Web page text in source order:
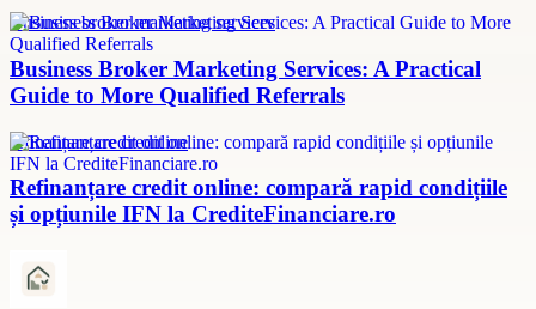
Business broker marketing services
Business Broker Marketing Services: A Practical
Guide to More Qualified Referrals
refinanțare credit online
Refinanțare credit online: compară rapid condițiile
și opțiunile IFN la CrediteFinanciare.ro